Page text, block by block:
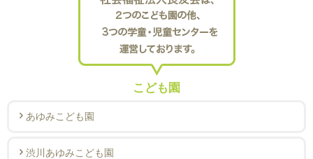
こども園
あゆみこども園
渋川あゆみこども園